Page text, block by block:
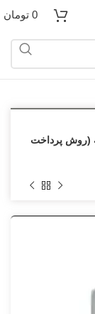
0 تومان
(روش پرداخت